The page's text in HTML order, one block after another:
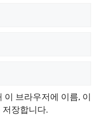
이 브라우저에 이름, 이
장합니다.